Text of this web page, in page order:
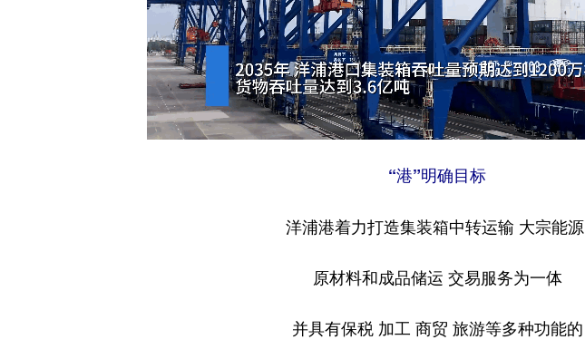
“港”明确目标
洋浦港着力打造集装箱中转运输 大宗能源
原材料和成品储运 交易服务为一体
并具有保税 加工 商贸 旅游等多种功能的